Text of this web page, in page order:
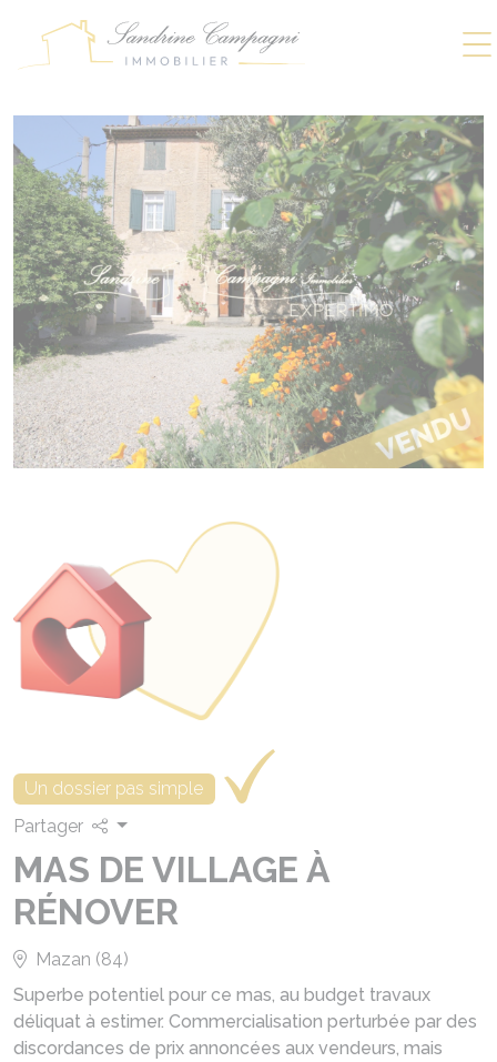
Un dossier pas simple
Partager
MAS DE VILLAGE À
RÉNOVER
Mazan (84)
Superbe potentiel pour ce mas, au budget travaux
déliquat à estimer. Commercialisation perturbée par des
discordances de prix annoncées aux vendeurs, mais